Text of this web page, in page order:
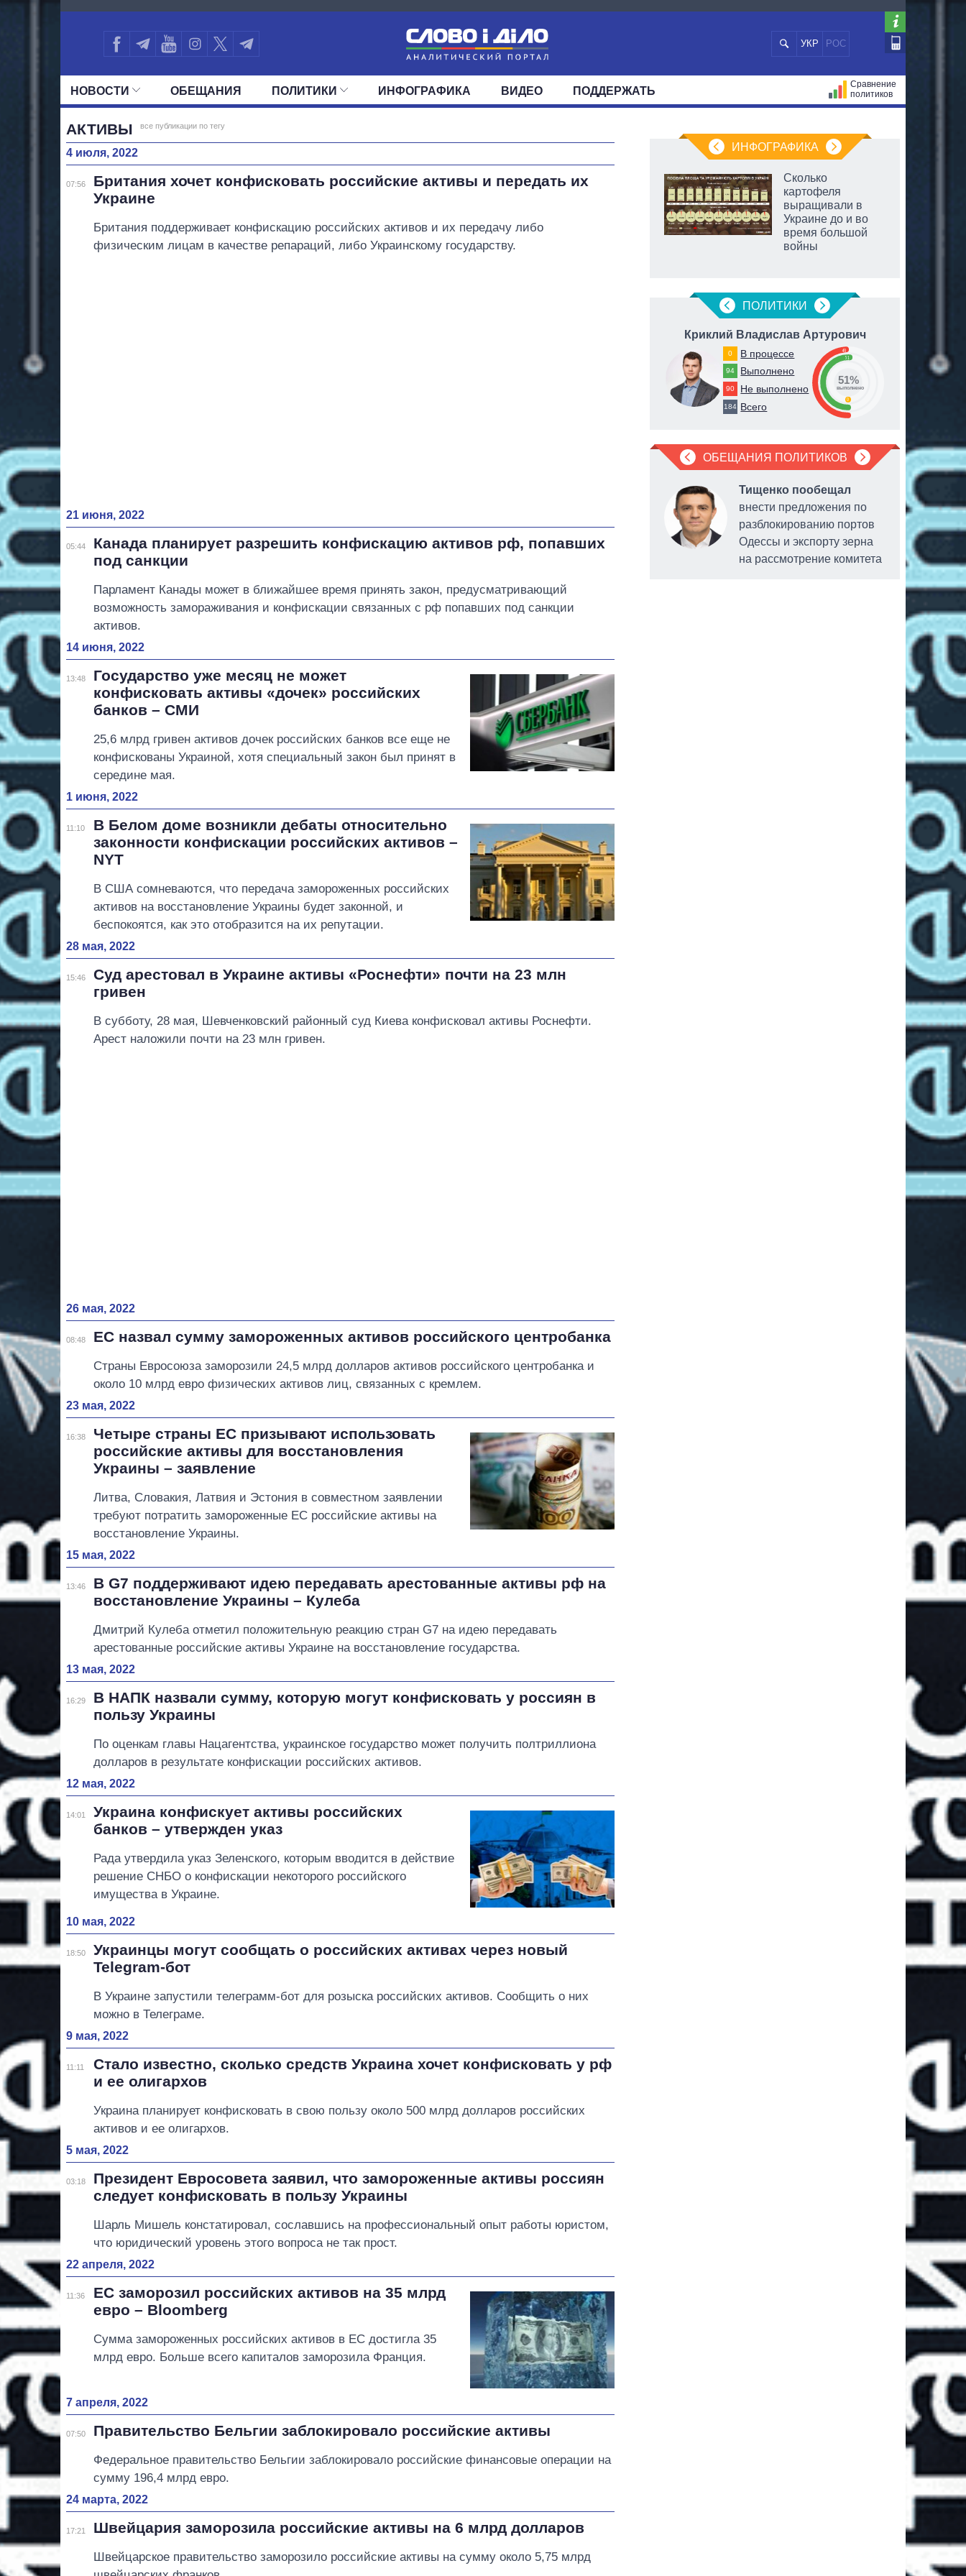
4008
УКР РОС
НОВОСТИ ОБЕЩАНИЯ ПОЛИТИКИ
ВСЕ ПОЛИТИКИ
ИНФОГРАФИКА ВИДЕО ПОДДЕРЖАТЬ
Сравнение
политиков
АКТИВЫ все публикации по тегу
4 июля, 2022
07:56
Британия хочет конфисковать российские активы и передать их
Украине
Британия поддерживает конфискацию российских активов и их передачу либо
физическим лицам в качестве репараций, либо Украинскому государству.
21 июня, 2022
05:44
Канада планирует разрешить конфискацию активов рф, попавших
под санкции
Парламент Канады может в ближайшее время принять закон, предусматривающий
возможность замораживания и конфискации связанных с рф попавших под санкции
активов.
14 июня, 2022
13:48
Государство уже месяц не может
конфисковать активы «дочек» российских
банков – СМИ
25,6 млрд гривен активов дочек российских банков все еще не
конфискованы Украиной, хотя специальный закон был принят в
середине мая.
1 июня, 2022
11:10
В Белом доме возникли дебаты относительно
законности конфискации российских активов –
NYT
В США сомневаются, что передача замороженных российских
активов на восстановление Украины будет законной, и
беспокоятся, как это отобразится на их репутации.
28 мая, 2022
15:46
Суд арестовал в Украине активы «Роснефти» почти на 23 млн
гривен
В субботу, 28 мая, Шевченковский районный суд Киева конфисковал активы Роснефти.
Арест наложили почти на 23 млн гривен.
26 мая, 2022
08:48 ЕС назвал сумму замороженных активов российского центробанка
Страны Евросоюза заморозили 24,5 млрд долларов активов российского центробанка и
около 10 млрд евро физических активов лиц, связанных с кремлем.
23 мая, 2022
16:38
Четыре страны ЕС призывают использовать
российские активы для восстановления
Украины – заявление
Литва, Словакия, Латвия и Эстония в совместном заявлении
требуют потратить замороженные ЕС российские активы на
восстановление Украины.
15 мая, 2022
13:46
В G7 поддерживают идею передавать арестованные активы рф на
восстановление Украины – Кулеба
Дмитрий Кулеба отметил положительную реакцию стран G7 на идею передавать
арестованные российские активы Украине на восстановление государства.
13 мая, 2022
16:29
В НАПК назвали сумму, которую могут конфисковать у россиян в
пользу Украины
По оценкам главы Нацагентства, украинское государство может получить полтриллиона
долларов в результате конфискации российских активов.
12 мая, 2022
14:01
Украина конфискует активы российских
банков – утвержден указ
Рада утвердила указ Зеленского, которым вводится в действие
решение СНБО о конфискации некоторого российского
имущества в Украине.
10 мая, 2022
18:50
Украинцы могут сообщать о российских активах через новый
Telegram-бот
В Украине запустили телеграмм-бот для розыска российских активов. Сообщить о них
можно в Телеграме.
9 мая, 2022
11:11
Стало известно, сколько средств Украина хочет конфисковать у рф
и ее олигархов
Украина планирует конфисковать в свою пользу около 500 млрд долларов российских
активов и ее олигархов.
5 мая, 2022
03:18
Президент Евросовета заявил, что замороженные активы россиян
следует конфисковать в пользу Украины
Шарль Мишель констатировал, сославшись на профессиональный опыт работы юристом,
что юридический уровень этого вопроса не так прост.
22 апреля, 2022
11:36
ЕС заморозил российских активов на 35 млрд
евро – Bloomberg
Сумма замороженных российских активов в ЕС достигла 35
млрд евро. Больше всего капиталов заморозила Франция.
7 апреля, 2022
07:50 Правительство Бельгии заблокировало российские активы
Федеральное правительство Бельгии заблокировало российские финансовые операции на
сумму 196,4 млрд евро.
24 марта, 2022
17:21 Швейцария заморозила российские активы на 6 млрд долларов
Швейцарское правительство заморозило российские активы на сумму около 5,75 млрд
ИНФОГРАФИКА
Как изменился
бюджет
войны с россией
Сколько
картофеля
выращивали в
Украине до и во
время большой
войны
ПОЛИТИКИ
Криклий Владислав Артурович
0 В процессе
94 Выполнено
90 Не выполнено
184 Всего
49
51
0
51%
выполнено
ОБЕЩАНИЯ ПОЛИТИКОВ
встречи с
представителями бизнеса
Тищенко пообещал
внести предложения по
разблокированию портов
Одессы и экспорту зерна
на рассмотрение комитета